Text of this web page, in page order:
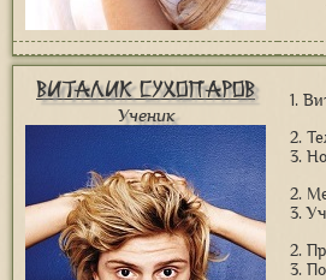
Виталик Сухопаров
Ученик
1.
2.
3.
2.
3.
2.
3.